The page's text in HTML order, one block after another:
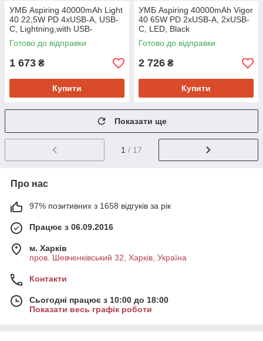
УМБ Aspiring 40000mAh Light
40 22,5W PD 4xUSB-A, USB-
C, Lightning,with USB-
C/Lightning cables Black
Готово до відправки
1 673 ₴
Купити
УМБ Aspiring 40000mAh Vigor
40 65W PD 2xUSB-A, 2xUSB-
C, LED, Black
Готово до відправки
2 726 ₴
Купити
Показати ще
1 / 17
Про нас
97% позитивних з 1658 відгуків за рік
Працює з 06.09.2016
м. Харків
пров. Шевченківський 32, Харків, Україна
Контакти
Сьогодні працює з 10:00 до 18:00
Показати весь графік роботи